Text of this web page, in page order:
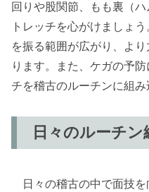
回りや股関節、もも裏（
トレッチを心がけましょ
を振る範囲が広がり、よ
ります。また、ケガの予
チを稽古のルーチンに組み
日々のルーチン
日々の稽古の中で面技を